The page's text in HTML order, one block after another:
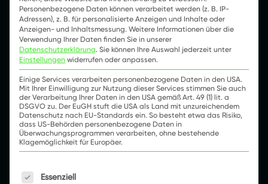
einem Schuss Amaretto anreichert, was
vermutlich allerdings nur die böswillige
Nachrede neidischer Kolleginnen ist. „So trinkt
man das halt in Italien!“, würde Kerstin
entsprechende Gerüchte wohl kommentieren,
sofern sie tatsächlich einmal jemand mit diesen
konfrontieren sollte. „Außerdem passt der
Geschmack hervorragend zum Mandelgebäck.“
Machtwort in der Manege
Personenbezogene Daten können verarbeitet werden (z. B. IP-
Adressen), z. B. für personalisierte Anzeigen und Inhalte oder
Anzeigen- und Inhaltsmessung. Weitere Informationen über die
Verwendung Ihrer Daten finden Sie in unserer
Datenschutzerklärung. Sie können Ihre Auswahl jederzeit unter
Einstellungen widerrufen oder anpassen.
Einige Services verarbeiten personenbezogene Daten in den USA.
Mit Ihrer Einwilligung zur Nutzung dieser Services stimmen Sie auch
der Verarbeitung Ihrer Daten in den USA gemäß Art. 49 (1) lit. a
DSGVO zu. Der EuGH stuft die USA als Land mit unzureichendem
Datenschutz nach EU-Standards ein. So besteht etwa das Risiko,
dass US-Behörden personenbezogene Daten in
Überwachungsprogrammen verarbeiten, ohne bestehende
Klagemöglichkeit für Europäer.
Essenziell